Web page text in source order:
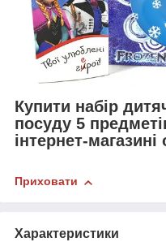
Купити набір
посуду 5
інтернет-
Приховати
Характеристики